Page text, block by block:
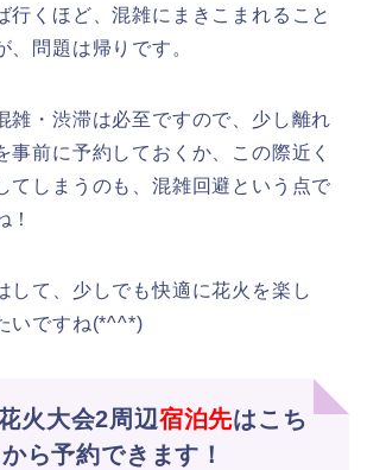
行くほど、混雑にまきこまれること
、問題は帰りです。
雑・渋滞は必至ですので、少し離れ
事前に予約しておくか、この際近く
てしまうのも、混雑回避という点で
！
して、少しでも快適に花火を楽し
いですね(*^^*)
火大会2周辺宿泊先はこち
ら予約できます！